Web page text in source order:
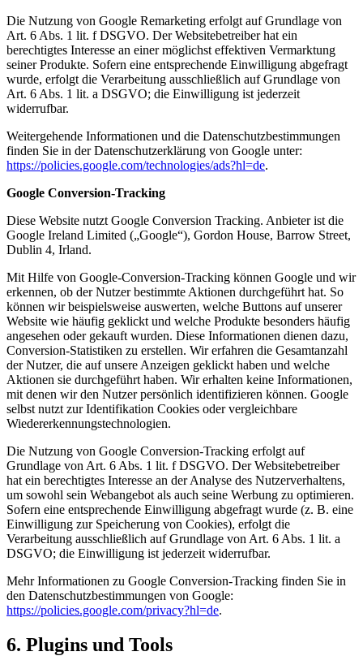
Die Nutzung von Google Remarketing erfolgt auf Grundlage von
Art. 6 Abs. 1 lit. f DSGVO. Der Websitebetreiber hat ein
berechtigtes Interesse an einer möglichst effektiven Vermarktung
seiner Produkte. Sofern eine entsprechende Einwilligung abgefragt
wurde, erfolgt die Verarbeitung ausschließlich auf Grundlage von
Art. 6 Abs. 1 lit. a DSGVO; die Einwilligung ist jederzeit
widerrufbar.
Weitergehende Informationen und die Datenschutzbestimmungen
finden Sie in der Datenschutzerklärung von Google unter:
https://policies.google.com/technologies/ads?hl=de.
Google Conversion-Tracking
Diese Website nutzt Google Conversion Tracking. Anbieter ist die
Google Ireland Limited („Google“), Gordon House, Barrow Street,
Dublin 4, Irland.
Mit Hilfe von Google-Conversion-Tracking können Google und wir
erkennen, ob der Nutzer bestimmte Aktionen durchgeführt hat. So
können wir beispielsweise auswerten, welche Buttons auf unserer
Website wie häufig geklickt und welche Produkte besonders häufig
angesehen oder gekauft wurden. Diese Informationen dienen dazu,
Conversion-Statistiken zu erstellen. Wir erfahren die Gesamtanzahl
der Nutzer, die auf unsere Anzeigen geklickt haben und welche
Aktionen sie durchgeführt haben. Wir erhalten keine Informationen,
mit denen wir den Nutzer persönlich identifizieren können. Google
selbst nutzt zur Identifikation Cookies oder vergleichbare
Wiedererkennungstechnologien.
Die Nutzung von Google Conversion-Tracking erfolgt auf
Grundlage von Art. 6 Abs. 1 lit. f DSGVO. Der Websitebetreiber
hat ein berechtigtes Interesse an der Analyse des Nutzerverhaltens,
um sowohl sein Webangebot als auch seine Werbung zu optimieren.
Sofern eine entsprechende Einwilligung abgefragt wurde (z. B. eine
Einwilligung zur Speicherung von Cookies), erfolgt die
Verarbeitung ausschließlich auf Grundlage von Art. 6 Abs. 1 lit. a
DSGVO; die Einwilligung ist jederzeit widerrufbar.
Mehr Informationen zu Google Conversion-Tracking finden Sie in
den Datenschutzbestimmungen von Google:
https://policies.google.com/privacy?hl=de.
6. Plugins und Tools